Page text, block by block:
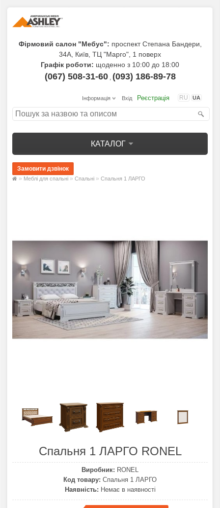
Фірмовий салон "Мебус": проспект Степана Бандери,
34А, Київ, ТЦ "Марго", 1 поверх
Графік роботи: щоденно з 10:00 до 18:00
(067) 508-31-60, (093) 186-89-78
RU UA
Інформація Вхід Реєстрація
КАТАЛОГ
» Меблі для спальні » Спальні » Спальня 1 ЛАРГО
Спальня 1 ЛАРГО RONEL
Виробник: RONEL
Код товару: Спальня 1 ЛАРГО
Наявність: Немає в наявності